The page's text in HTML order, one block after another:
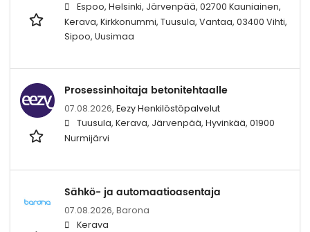
Espoo, Helsinki, Järvenpää, 02700 Kauniainen,
Kerava, Kirkkonummi, Tuusula, Vantaa, 03400 Vihti,
Sipoo, Uusimaa
Prosessinhoitaja betonitehtaalle
07.08.2026, Eezy Henkilöstöpalvelut
Tuusula, Kerava, Järvenpää, Hyvinkää, 01900
Nurmijärvi
Sähkö- ja automaatioasentaja
07.08.2026, Barona
Kerava